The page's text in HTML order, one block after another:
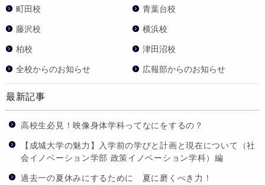
町田校 青葉台校
藤沢校 横浜校
柏校 津田沼校
全校からのお知らせ 広報部からのお知らせ
最新記事
高校生必見！映像身体学科ってなにをするの？
【成城大学の魅力】入学前の学びと計画と現在について（社
会イノベーション学部 政策イノベーション学科）編
過去一の夏休みにするために 夏に磨くべき力！